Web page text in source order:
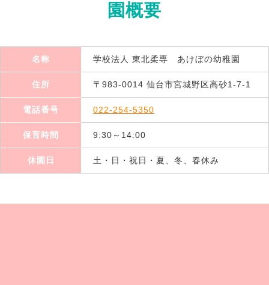
園概要
名称 学校法人 東北柔専 あけぼの幼稚園
住所 〒983-0014 仙台市宮城野区高砂1-7-1
電話番号 022-254-5350
保育時間 9:30～14:00
休園日 土・日・祝日・夏、冬、春休み